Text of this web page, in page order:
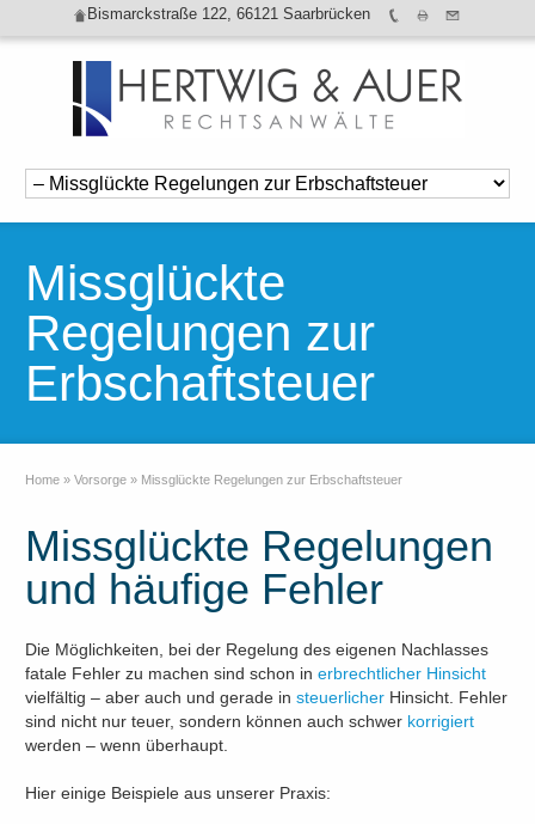
Bismarckstraße 122, 66121 Saarbrücken
Missglückte
Regelungen zur
Erbschaftsteuer
Home » Vorsorge » Missglückte Regelungen zur Erbschaftsteuer
Missglückte Regelungen
und häufige Fehler
Die Möglichkeiten, bei der Regelung des eigenen Nachlasses
fatale Fehler zu machen sind schon inerbrechtlicher Hinsicht
vielfältig – aber auch und gerade insteuerlicher Hinsicht. Fehler
sind nicht nur teuer, sondern können auch schwer korrigiert
werden – wenn überhaupt.
Hier einige Beispiele aus unserer Praxis: